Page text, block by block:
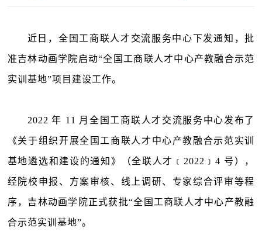
近日，全国工商联人才交流服务中心下发通知，批
准吉林动画学院启动“全国工商联人才中心产教融合示范
实训基地”项目建设工作。
2022 年 11 月全国工商联人才交流服务中心发布了
《关于组织开展全国工商联人才中心产教融合示范实训
基地遴选和建设的通知》（全联人才﹝2022﹞4 号），
经院校申报、方案审核、线上调研、专家综合评审等程
序，吉林动画学院正式获批“全国工商联人才中心产教融
合示范实训基地”。